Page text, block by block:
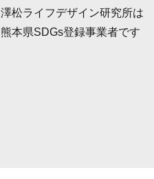
澤松ライフデザイン研究所は
熊本県SDGs登録事業者です